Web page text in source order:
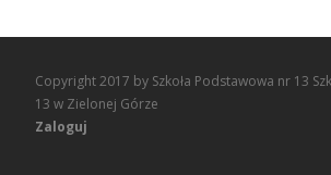
Copyright 2017 by Szkoła Podstawowa nr 13
13 w Zielonej Górze
Zaloguj